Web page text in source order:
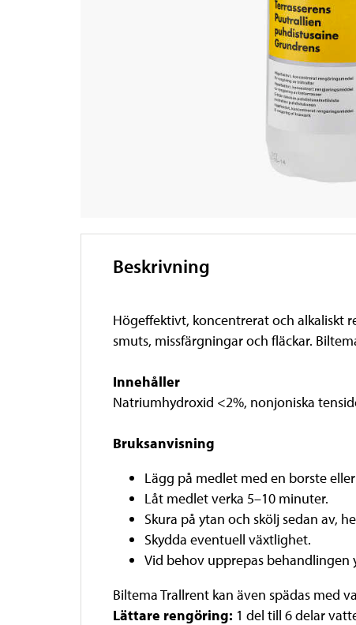
Beskrivning
Högeffektivt, koncentrerat och alkaliskt
smuts, missfärgningar och fläckar.
Innehåller
Natriumhydroxid <2%, nonjoniska
Bruksanvisning
Lägg på medlet med en borste
Låt medlet verka 5–10 minuter.
Skura på ytan och skölj sedan av,
Skydda eventuell växtlighet.
Vid behov upprepas behandlingen
Biltema Trallrent kan även spädas med
Lättare rengöring: 1 del till 6 delar